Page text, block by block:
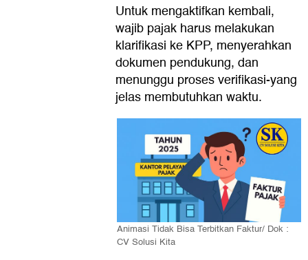
Untuk mengaktifkan kembali,
wajib pajak harus melakukan
klarifikasi ke KPP, menyerahkan
dokumen pendukung, dan
menunggu proses verifikasi-yang
jelas membutuhkan waktu.
Animasi Tidak Bisa Terbitkan Faktur/ Dok :
CV Solusi Kita